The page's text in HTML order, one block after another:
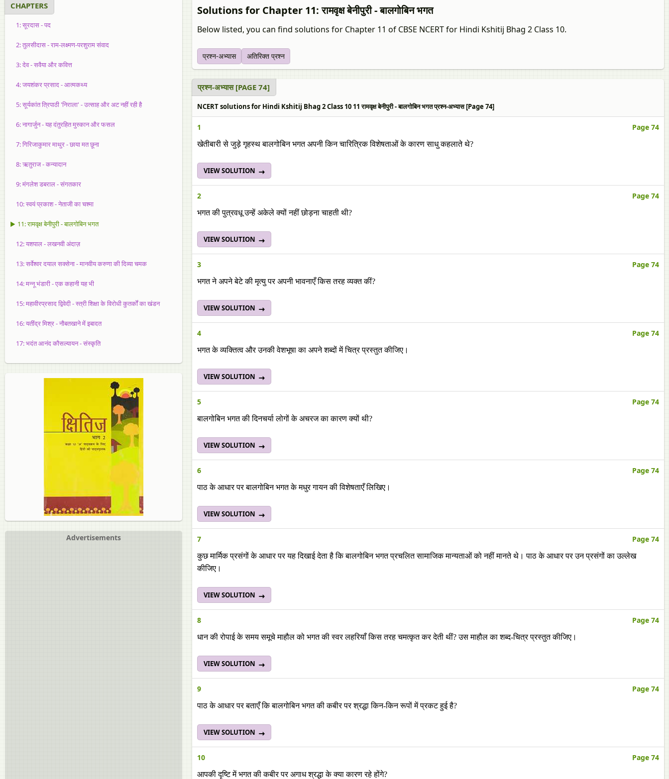
CHAPTERS
1: सूरदास - पद
2: तुलसीदास - राम-लक्ष्मण-परशुराम संवाद
3: देव - सवैया और कवित्त
4: जयशंकर प्रसाद - आत्मकथ्य
5: सूर्यकांत त्रिपाठी 'निराला' - उत्साह और अट नहीं रही है
6: नागार्जुन - यह दंतुरहित मुस्कान और फसल
7: गिरिजाकुमार माथुर - छाया मत छूना
8: ऋतुराज - कन्यादान
9: मंगलेश डबराल - संगतकार
10: स्वयं प्रकाश - नेताजी का चश्मा
▶ 11: रामवृक्ष बेनीपुरी - बालगोबिन भगत
12: यशपाल - लखनवी अंदाज़
13: सर्वेश्वर दयाल सक्सेना - मानवीय करुणा की दिव्या चमक
14: मन्नू भंडारी - एक कहानी यह भी
15: महावीरप्रसाद द्विवेदी - स्त्री शिक्षा के विरोधी कुतर्कों का खंडन
16: यतींद्र मिश्र - नौबतखाने में इबादत
17: भदंत आनंद कौसल्यायन - संस्कृति
Advertisements
Solutions for Chapter 11: रामवृक्ष बेनीपुरी - बालगोबिन भगत
Below listed, you can find solutions for Chapter 11 of CBSE NCERT for Hindi Kshitij Bhag 2 Class 10.
प्रश्न-अभ्यास अतिरिक्त प्रश्न
प्रश्न-अभ्यास [PAGE 74]
NCERT solutions for Hindi Kshitij Bhag 2 Class 10 11 रामवृक्ष बेनीपुरी - बालगोबिन भगत प्रश्न-अभ्यास [Page 74]
1 Page 74
खेतीबारी से जुड़े गृहस्थ बालगोबिन भगत अपनी किन चारित्रिक विशेषताओं के कारण साधु कहलाते थे?
VIEW SOLUTION
2 Page 74
भगत की पुत्रवधू उन्हें अकेले क्यों नहीं छोड़ना चाहती थी?
VIEW SOLUTION
3 Page 74
भगत ने अपने बेटे की मृत्यु पर अपनी भावनाएँ किस तरह व्यक्त कीं?
VIEW SOLUTION
4 Page 74
भगत के व्यक्तित्व और उनकी वेशभूषा का अपने शब्दों में चित्र प्रस्तुत कीजिए।
VIEW SOLUTION
5 Page 74
बालगोबिन भगत की दिनचर्या लोगों के अचरज का कारण क्यों थी?
VIEW SOLUTION
6 Page 74
पाठ के आधार पर बालगोबिन भगत के मधुर गायन की विशेषताएँ लिखिए।
VIEW SOLUTION
7 Page 74
कुछ मार्मिक प्रसंगों के आधार पर यह दिखाई देता है कि बालगोबिन भगत प्रचलित सामाजिक मान्यताओं को नहीं मानते थे। पाठ के आधार पर उन प्रसंगों का उल्लेख
कीजिए।
VIEW SOLUTION
8 Page 74
धान की रोपाई के समय समूचे माहौल को भगत की स्वर लहरियाँ किस तरह चमत्कृत कर देती थीं? उस माहौल का शब्द-चित्र प्रस्तुत कीजिए।
VIEW SOLUTION
9 Page 74
पाठ के आधार पर बताएँ कि बालगोबिन भगत की कबीर पर श्रद्धा किन-किन रूपों में प्रकट हुई है?
VIEW SOLUTION
10 Page 74
आपकी दृष्टि में भगत की कबीर पर अगाध श्रद्धा के क्या कारण रहे होंगे?